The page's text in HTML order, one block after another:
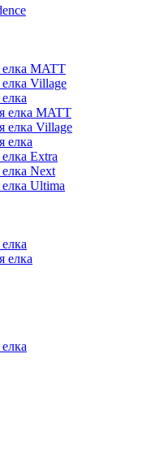
MATT
Village
елка MATT
елка Village
елка
Extra
Next
Ultima
елка